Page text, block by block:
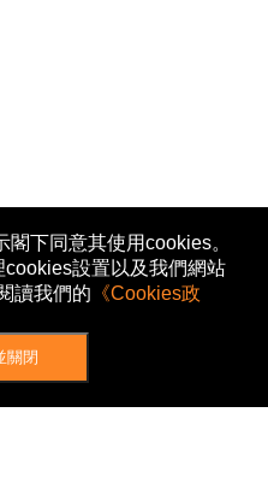
下同意其使用cookies。
設置以及我們網站
讀我們的 《Cookies政
關閉